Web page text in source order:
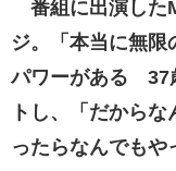
番組に出演した
ジ。「本当に無
パワーがある 37
トし、「だから
ったらなんでも